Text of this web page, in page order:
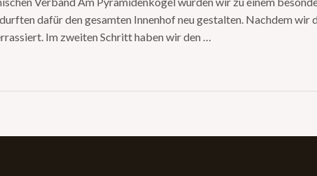
dafür den gesamten Innenhof neu gestalten. Nachdem wir
Im zweiten Schritt haben wir den …